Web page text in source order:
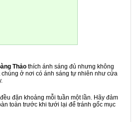
Thảo thích ánh sáng đủ nhưng không
ở nơi có ánh sáng tự nhiên như cửa
đặn khoảng mỗi tuần một lần. Hãy đảm
toàn trước khi tưới lại để tránh gốc mục